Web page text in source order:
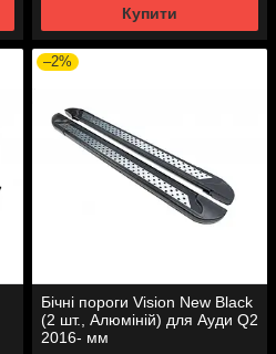
Купити
–2%
Бічні пороги Vision New Black
(2 шт., Алюміній) для Ауди Q2
2016- мм